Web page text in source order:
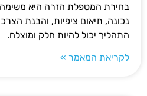
בחירת המטפלת הזרה היא
נכונה, תיאום ציפיות, והבנת
התהליך יכול להיות חלק ומוצלח.
לקריאת המאמר »